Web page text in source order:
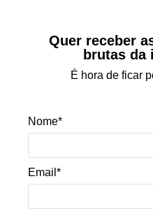
Quer receber
brutas da
É hora de ficar
Nome*
Email*